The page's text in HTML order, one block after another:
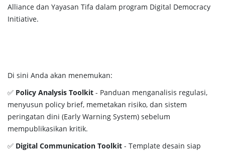
Alliance dan Yayasan Tifa dalam program Digital Democracy
Initiative.
Di sini Anda akan menemukan:
✅ Policy Analysis Toolkit - Panduan menganalisis regulasi,
menyusun policy brief, memetakan risiko, dan sistem
peringatan dini (Early Warning System) sebelum
mempublikasikan kritik.
✅ Digital Communication Toolkit - Template desain siap